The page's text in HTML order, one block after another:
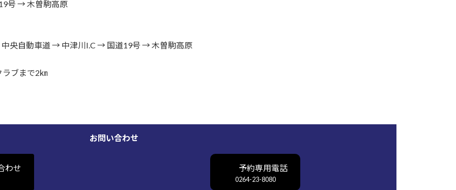
号 → 木曽駒高原
央自動車道 → 中津川I.C → 国道19号 → 木曽駒高原
ラブまで2㎞
お問い合わせ
わせ 予約専用電話
0264-23-8080